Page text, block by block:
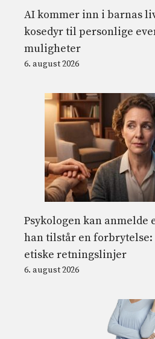
AI kommer inn i barnas
kosedyr til personlige
muligheter
6. august 2026
Psykologen kan anmelde
han tilstår en
etiske retningslinjer
6. august 2026